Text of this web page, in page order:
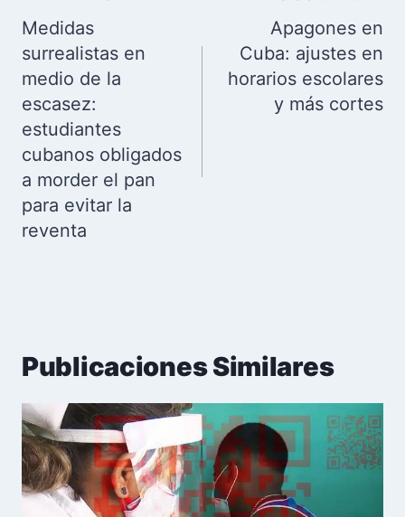
de
entradas
Medidas
surrealistas en
medio de la
escasez:
estudiantes
cubanos obligados
a morder el pan
para evitar la
reventa
Apagones en
Cuba: ajustes en
horarios escolares
y más cortes
Publicaciones Similares